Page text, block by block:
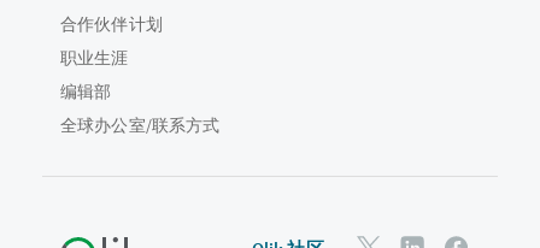
合作伙伴计划
职业生涯
编辑部
全球办公室/联系方式